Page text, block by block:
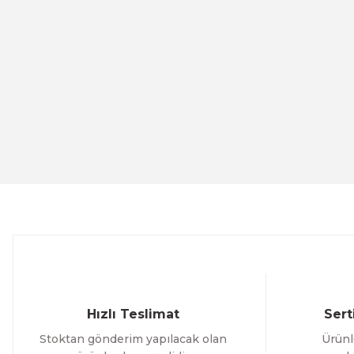
ÜRÜNÜ İNCELE
Hızlı Teslimat
Stoktan gönderim yapılacak olan